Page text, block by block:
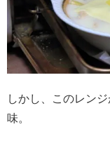
しかし、このレン
味。